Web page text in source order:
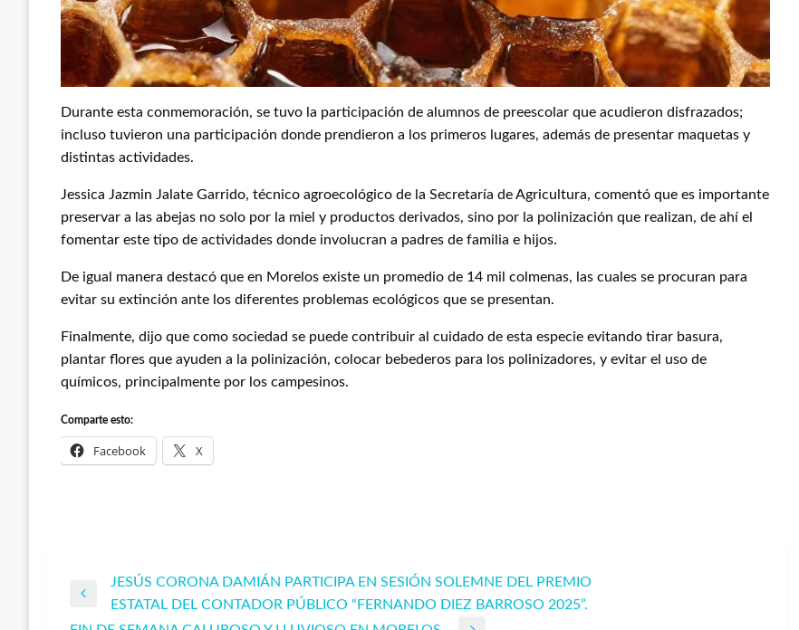
Durante esta conmemoración, se tuvo la participación de alumnos de preescolar que acudieron disfrazados;
incluso tuvieron una participación donde prendieron a los primeros lugares, además de presentar maquetas y
distintas actividades.
Jessica Jazmin Jalate Garrido, técnico agroecológico de la Secretaría de Agricultura, comentó que es importante
preservar a las abejas no solo por la miel y productos derivados, sino por la polinización que realizan, de ahí el
fomentar este tipo de actividades donde involucran a padres de familia e hijos.
De igual manera destacó que en Morelos existe un promedio de 14 mil colmenas, las cuales se procuran para
evitar su extinción ante los diferentes problemas ecológicos que se presentan.
Finalmente, dijo que como sociedad se puede contribuir al cuidado de esta especie evitando tirar basura,
plantar flores que ayuden a la polinización, colocar bebederos para los polinizadores, y evitar el uso de
químicos, principalmente por los campesinos.
Comparte esto:
Facebook X
Navegación
Entrada
anterior
JESÚS CORONA DAMIÁN PARTICIPA EN SESIÓN SOLEMNE DEL PREMIO
ESTATAL DEL CONTADOR PÚBLICO “FERNANDO DIEZ BARROSO 2025”.